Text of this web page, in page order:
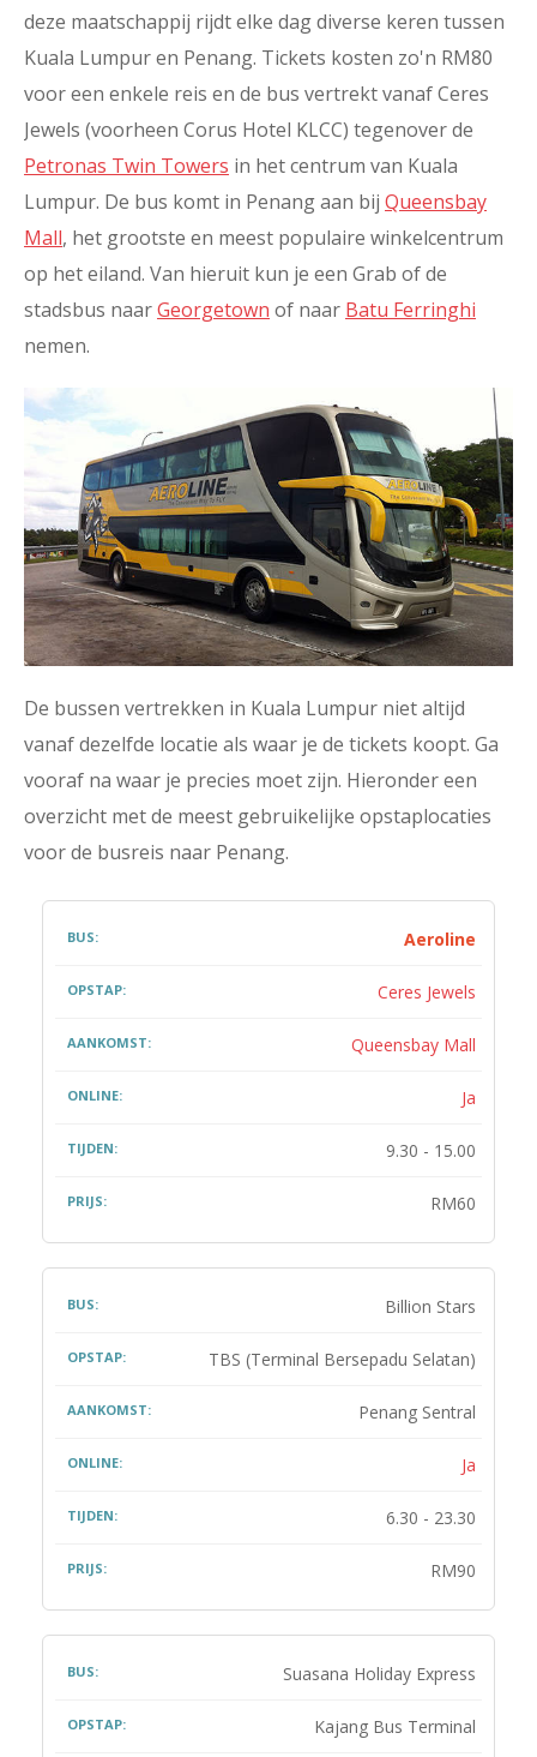
deze maatschappij rijdt elke dag diverse keren tussen
Kuala Lumpur en Penang. Tickets kosten zo'n RM80
voor een enkele reis en de bus vertrekt vanaf Ceres
Jewels (voorheen Corus Hotel KLCC) tegenover de
Petronas Twin Towers in het centrum van Kuala
Lumpur. De bus komt in Penang aan bij Queensbay
Mall, het grootste en meest populaire winkelcentrum
op het eiland. Van hieruit kun je een Grab of de
stadsbus naarGeorgetown of naar Batu Ferringhi
nemen.
De bussen vertrekken in Kuala Lumpur niet altijd
vanaf dezelfde locatie als waar je de tickets koopt. Ga
vooraf na waar je precies moet zijn. Hieronder een
overzicht met de meest gebruikelijke opstaplocaties
voor de busreis naar Penang.
Aeroline
Ceres Jewels
Queensbay Mall
Ja
9.30 - 15.00
RM60
Billion Stars
TBS (Terminal Bersepadu Selatan)
Penang Sentral
Ja
6.30 - 23.30
RM90
Suasana Holiday Express
Kajang Bus Terminal